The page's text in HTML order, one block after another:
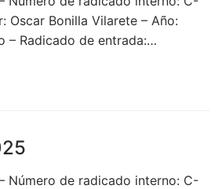
Oscar Bonilla Vilarete – Año:
– Radicado de entrada:…
Número de radicado interno: C-